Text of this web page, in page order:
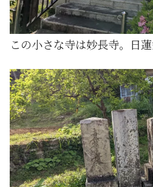
この小さな寺は妙長寺。日蓮